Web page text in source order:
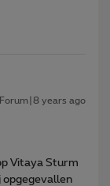
years ago
Vitaya Sturm
opgegevallen